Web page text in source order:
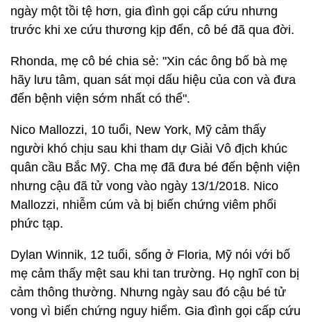
ngày một tồi tệ hơn, gia đình gọi cấp cứu nhưng
trước khi xe cứu thương kịp đến, cô bé đã qua đời.
Rhonda, mẹ cô bé chia sẻ: "Xin các ông bố bà mẹ
hãy lưu tâm, quan sát mọi dấu hiệu của con và đưa
đến bệnh viện sớm nhất có thể".
Nico Mallozzi, 10 tuổi, New York, Mỹ cảm thấy
người khó chịu sau khi tham dự Giải Vô địch khúc
quân cầu Bắc Mỹ. Cha mẹ đã đưa bé đến bệnh viện
nhưng cậu đã tử vong vào ngày 13/1/2018. Nico
Mallozzi, nhiễm cúm và bị biến chứng viêm phổi
phức tạp.
Dylan Winnik, 12 tuổi, sống ở Floria, Mỹ nói với bố
mẹ cảm thấy mệt sau khi tan trường. Họ nghĩ con bị
cảm thông thường. Nhưng ngày sau đó cậu bé tử
vong vì biến chứng nguy hiểm. Gia đình gọi cấp cứu